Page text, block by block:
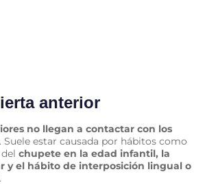
anterior
no llegan a contactar con los
. Suele estar causada por hábitos como
chupete en la edad infantil, la
y el hábito de interposición lingual o
.